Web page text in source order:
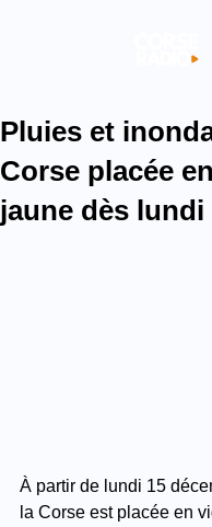
Pluies et
Corse placée
jaune dès
À partir de lundi 15
la Corse est placée en